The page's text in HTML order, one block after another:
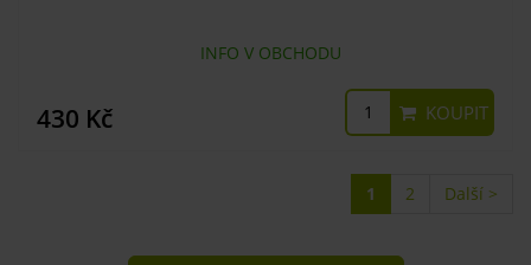
INFO V OBCHODU
430 Kč KOUPIT
1 2 Další >